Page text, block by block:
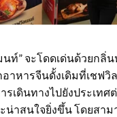
ท์” จะโดดเด่นด้วยก
าหารจีนดั้งเดิมที่เชฟ
เดินทางไปยังประเท
น่าสนใจยิ่งขึ้น โดยสา